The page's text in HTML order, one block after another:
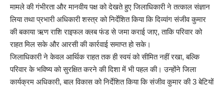
मामले की गंभीरता और मानवीय पक्ष को देखते हुए जिलाधिकारी ने तत्काल संज्ञान
लिया तथा प्रभारी अधिकारी शस्त्र को निर्देशित किया कि दिव्यांग संजीव कुमार
की बकाया ऋण राशि राइफल क्लब फंड से जमा कराई जाए, ताकि परिवार को
राहत मिल सके और आरसी की कार्रवाई समाप्त हो सके।
जिलाधिकारी ने केवल आर्थिक राहत तक ही स्वयं को सीमित नहीं रखा, बल्कि
परिवार के भविष्य को सुरक्षित करने की दिशा में भी पहल की। उन्होंने जिला
कार्यक्रम अधिकारी, बाल विकास को निर्देशित किया कि संजीव कुमार की 3 बेटियों